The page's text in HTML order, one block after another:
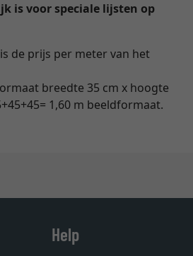
is voor speciale lijsten op
de prijs per meter van het
breedte 35 cm x hoogte
1,60 m beeldformaat.
Help